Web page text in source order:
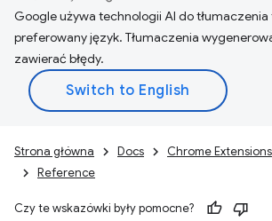
Google używa technologii AI do tłumaczenia
preferowany język. Tłumaczenia
zawierać błędy.
Strona główna Docs Chrome Extensions
Reference
Czy te wskazówki były pomocne?